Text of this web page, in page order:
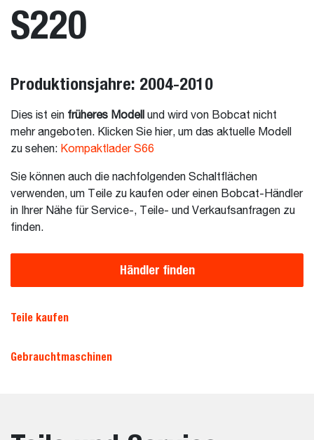
S220
Produktionsjahre: 2004-2010
Dies ist ein früheres Modell und wird von Bobcat nicht
mehr angeboten. Klicken Sie hier, um das aktuelle Modell
zu sehen: Kompaktlader S66
Sie können auch die nachfolgenden Schaltflächen
verwenden, um Teile zu kaufen oder einen Bobcat-Händler
in Ihrer Nähe für Service-, Teile- und Verkaufsanfragen zu
finden.
Händler finden
Teile kaufen
Gebrauchtmaschinen